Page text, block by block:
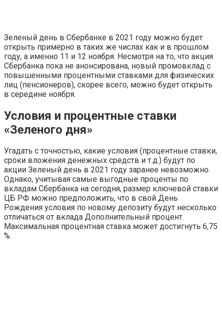
Зеленый день в Сбербанке в 2021 году можно будет
открыть примерно в таких же числах как и в прошлом
году, а именно 11 и 12 ноября. Несмотря на то, что акция
Сбербанка пока не анонсирована, новый промовклад с
повышенными процентными ставками для физических
лиц (пенсионеров), скорее всего, можно будет открыть
в середине ноября.
Условия и процентные ставки
«Зеленого дня»
Угадать с точностью, какие условия (процентные ставки,
сроки вложения денежных средств и т.д.) будут по
акции Зеленый день в 2021 году заранее невозможно.
Однако, учитывая самые выгодные проценты по
вкладам Сбербанка на сегодня, размер ключевой ставки
ЦБ РФ можно предположить, что в свой День
Рождения условия по новому депозиту будут несколько
отличаться от вклада Дополнительный процент.
Максимальная процентная ставка может достигнуть 6,75
%.